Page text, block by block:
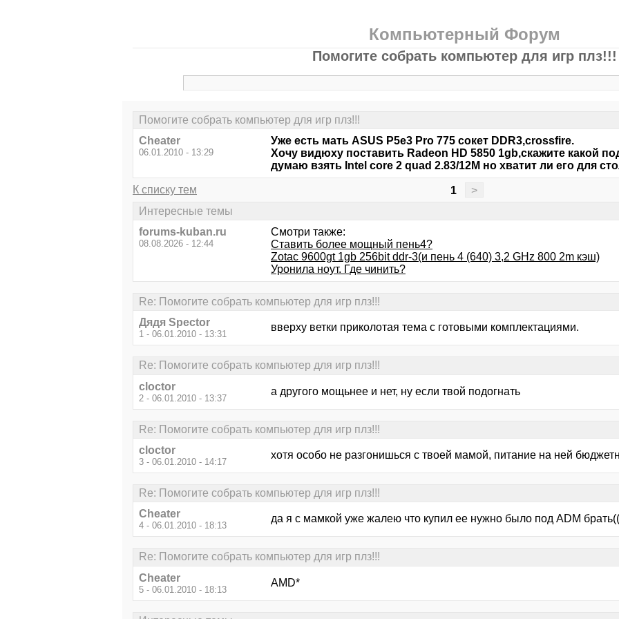
Компьютерный Форум
Помогите собрать компьютер для игр плз!!!
Помогите собрать компьютер для игр плз!!!
Cheater
06.01.2010 - 13:29
Уже есть мать ASUS P5e3 Pro 775 сокет DDR3,crossfire.
Хочу видюху поставить Radeon HD 5850 1gb,скажите какой
думаю взять Intel core 2 quad 2.83/12M но хватит ли его для
К списку тем 1 >
Интересные темы
forums-kuban.ru
08.08.2026 - 12:44
Смотри также:
Ставить более мощный пень4?
Zotac 9600gt 1gb 256bit ddr-3(и пень 4 (640) 3,2 GHz 800 2m кэш)
Уронила ноут. Где чинить?
Re: Помогите собрать компьютер для игр плз!!!
Дядя Speсtor
1 - 06.01.2010 - 13:31
вверху ветки приколотая тема с готовыми комплектациями.
Re: Помогите собрать компьютер для игр плз!!!
cloctor
2 - 06.01.2010 - 13:37
а другого мощьнее и нет, ну если твой подогнать
Re: Помогите собрать компьютер для игр плз!!!
cloctor
3 - 06.01.2010 - 14:17
хотя особо не разгонишься с твоей мамой, питание на ней
Re: Помогите собрать компьютер для игр плз!!!
Cheater
4 - 06.01.2010 - 18:13
да я с мамкой уже жалею что купил ее нужно было под ADM
Re: Помогите собрать компьютер для игр плз!!!
Cheater
5 - 06.01.2010 - 18:13
AMD*